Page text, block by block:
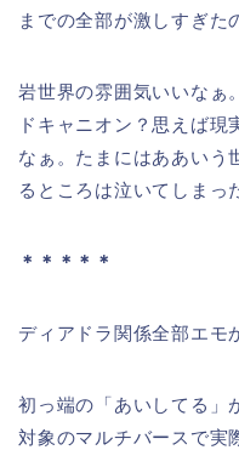
までの全部が激しすぎた
岩世界の雰囲気いいなぁ
ドキャニオン？思えば現
なぁ。たまにはああいう
るところは泣いてしまっ
＊＊＊＊＊
ディアドラ関係全部エモ
初っ端の「あいしてる」
対象のマルチバースで実